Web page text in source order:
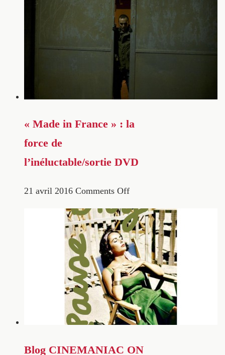
« Made in France » : la
force de
l’inéluctable/sortie DVD
21 avril 2016 Comments Off
Blog CINEMANIAC ON